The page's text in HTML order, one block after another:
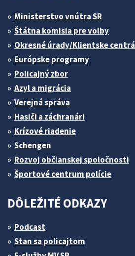
Ministerstvo vnútra SR
Štátna komisia pre volby
Okresné úrady/Klientske centrá
Európske programy
Policajný zbor
Azyl a migrácia
Verejná správa
Hasiči a záchranári
Krízové riadenie
Schengen
Rozvoj občianskej spoločnosti
Športové centrum polície
DÔLEŽITÉ ODKAZY
Podcast
Stan sa policajtom